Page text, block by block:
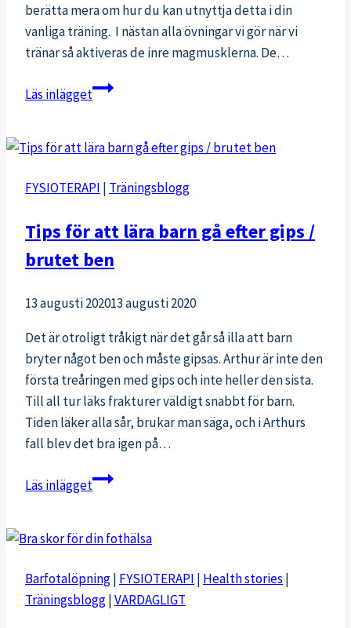
berätta mera om hur du kan utnyttja detta i din
vanliga träning. I nästan alla övningar vi gör när vi
tränar så aktiveras de inre magmusklerna. De…
Läs inläggetHitta
magmusklerna
2/2)
FYSIOTERAPI | Träningsblogg
Tips för att lära barn gå efter gips /
brutet ben
13 augusti 202013 augusti 2020
Det är otroligt tråkigt när det går så illa att barn
bryter något ben och måste gipsas. Arthur är inte den
första treåringen med gips och inte heller den sista.
Till all tur läks frakturer väldigt snabbt för barn.
Tiden läker alla sår, brukar man säga, och i Arthurs
fall blev det bra igen på…
Läs inläggetTips
lära
gå
efter
Barfotalöpning| FYSIOTERAPI | Health stories |
Träningsblogg|VARDAGLIGT